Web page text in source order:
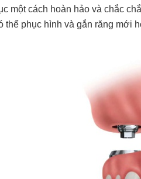
một cách hoàn hảo và chắc
thể phục hình và gắn răng mới